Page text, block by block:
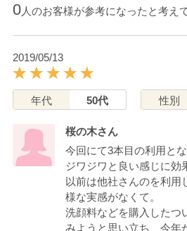
0人のお客様が参考になったと考え
2019/05/13
年代 50代 性別
桜の木さん
今回にて3本目の利用と
ジワジワと良い感じに効
以前は他社さんのを利用
様な実感がなくて。
洗顔料などを購入したつ
みようと思い立ち、今年